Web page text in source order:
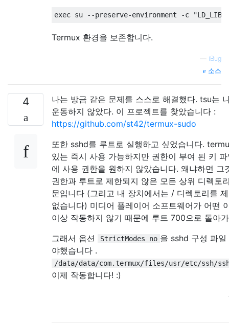
exec su --preserve-environment -c
Termux 환경을 보존합니다.
iBug
소스
4
나는 방금 같은 문제를 스스로 해결했다. tsu는
운동하지 않았다. 이 프로젝트를 찾았습니다 :
https://github.com/st42/termux-sudo
또한 sshd를 루트로 실행하고 싶었습니다.
있는 즉시 사용 가능하지만 권한이 부여 된 키
에 사용 권한을 원하지 않았습니다. 왜냐하면 그
권한과 루트로 제한되지 않은 모든 상위 디렉토
문입니다 (그리고 내 장치에서는 / 디렉토리를
없습니다) 미디어 플레이어 소프트웨어가 어떤
이상 작동하지 않기 때문에 루트 700으로 돌아
그래서 옵션
StrictModes no 을 sshd 구성 파일
야했습니다 .
/data/data/com.termux/files/usr/etc/ssh/
이제 작동합니다! :)